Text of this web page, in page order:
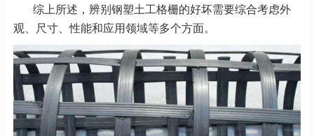
综上所述，辨别钢塑土工格栅的好坏需要综合考虑外
观、尺寸、性能和应用领域等多个方面。